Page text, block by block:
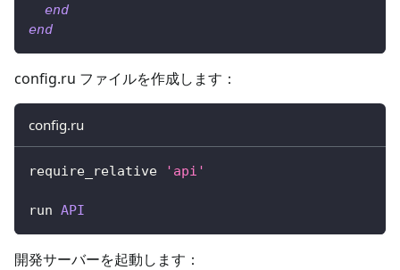
end
end
config.ru ファイルを作成します：
config.ru
require_relative 'api'
run API
開発サーバーを起動します：